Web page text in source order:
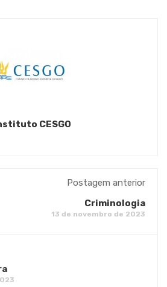
CESGO
Postagem anterior
Criminologia
13 de novembro de 2023